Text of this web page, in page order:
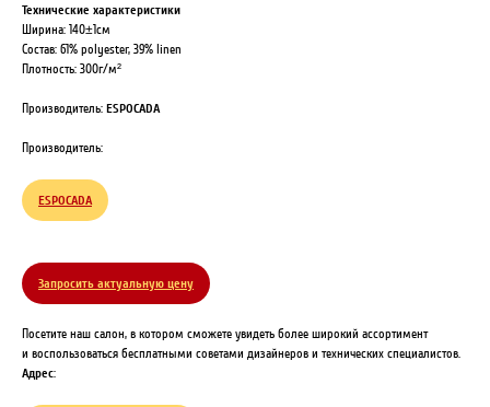
Технические характеристики
Ширина: 140±1см
Состав: 61% polyester, 39% linen
Плотность: 300г/м²
Производитель: ESPOCADA
Производитель:
ESPOCADA
Запросить актуальную цену
Посетите наш салон, в котором сможете увидеть более широкий ассортимент
и воспользоваться бесплатными советами дизайнеров и технических специалистов.
Адрес: